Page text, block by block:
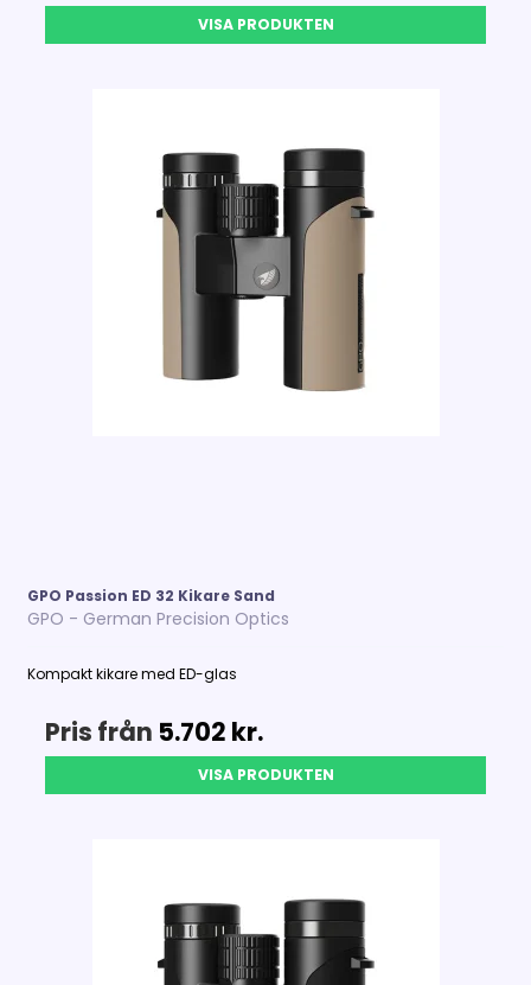
VISA PRODUKTEN
GPO Passion ED 32 Kikare Sand
GPO - German Precision Optics
Kompakt kikare med ED-glas
Pris från 5.702 kr.
VISA PRODUKTEN